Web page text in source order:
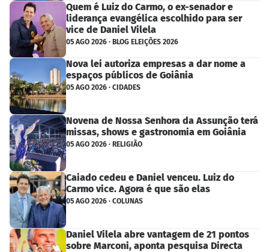
Quem é Luiz do Carmo, o ex-senador e
liderança evangélica escolhido para ser
vice de Daniel Vilela
05 AGO 2026 · BLOG ELEIÇÕES 2026
Nova lei autoriza empresas a dar nome a
espaços públicos de Goiânia
05 AGO 2026 · CIDADES
Novena de Nossa Senhora da Assunção terá
missas, shows e gastronomia em Goiânia
05 AGO 2026 · RELIGIÃO
Caiado cedeu e Daniel venceu. Luiz do
Carmo vice. Agora é que são elas
05 AGO 2026 · COLUNAS
Daniel Vilela abre vantagem de 21 pontos
sobre Marconi, aponta pesquisa Directa